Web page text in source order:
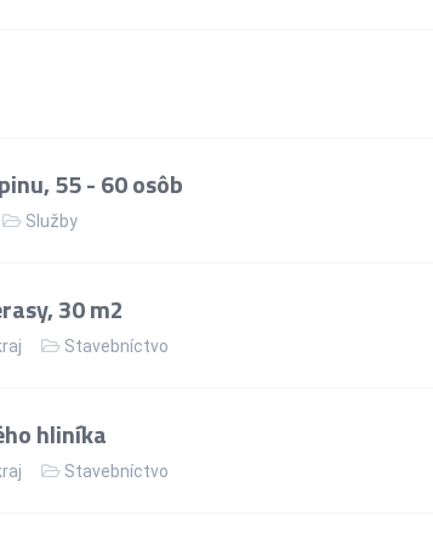
55 - 60 osôb
Služby
30 m2
Stavebníctvo
hliníka
Stavebníctvo